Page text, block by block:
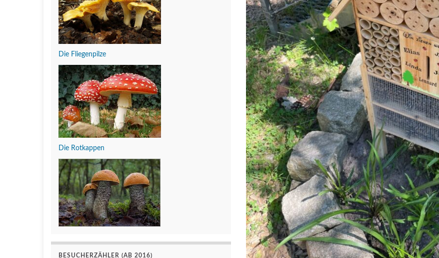
Die Fliegenpilze
Die Rotkappen
BESUCHERZÄHLER (AB 2016)